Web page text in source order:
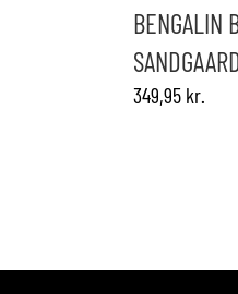
varianter.
Mulighederne
vælges
BENGALIN
349,95 kr.